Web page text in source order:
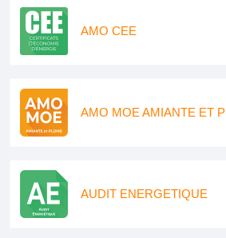
AMO CEE
AMO MOE AMIANTE ET
AUDIT ENERGETIQUE